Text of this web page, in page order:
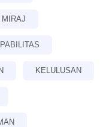
MIRAJ
KELULUSAN